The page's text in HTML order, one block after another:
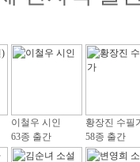
이철우 시인
63종 출간
황장진 수필
58종 출간